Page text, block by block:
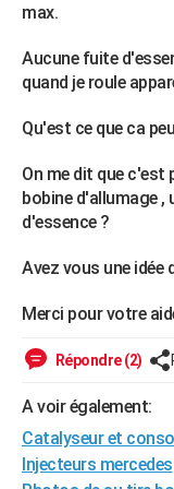
max.
Aucune fuite
quand je roule
Qu'est ce que ca
On me dit que
bobine d'allumage ,
d'essence ?
Avez vous une idée
Merci pour votre
Répondre (2)
A voir également:
Catalyseur et
Injecteurs mercedes